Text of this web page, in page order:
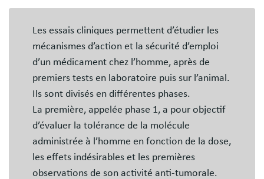
Les essais cliniques permettent d’étudier les
mécanismes d’action et la sécurité d’emploi
d’un médicament chez l’homme, après de
premiers tests en laboratoire puis sur l’animal.
Ils sont divisés en différentes phases.
La première, appelée phase 1, a pour objectif
d’évaluer la tolérance de la molécule
administrée à l’homme en fonction de la dose,
les effets indésirables et les premières
observations de son activité anti-tumorale.